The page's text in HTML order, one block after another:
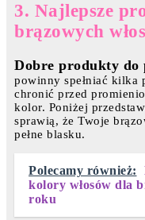
3. Najlepsze
brązowych
Dobre produkty do
powinny spełniać kilka
chronić przed
kolor. Poniżej
sprawią, że Twoje
pełne blasku.
Polecamy również:
kolory włosów dla
roku